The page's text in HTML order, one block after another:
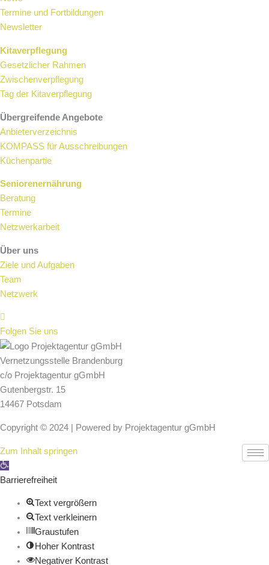
Termine und Fortbildungen
Newsletter
Kitaverpflegung
Gesetzlicher Rahmen
Zwischenverpflegung
Tag der Kitaverpflegung
Übergreifende Angebote
Anbieterverzeichnis
KOMPASS für Ausschreibungen
Küchenpartie
Seniorenernährung
Beratung
Termine
Netzwerkarbeit
Über uns
Ziele und Aufgaben
Team
Netzwerk
Folgen Sie uns
Vernetzungsstelle Brandenburg
c/o Projektagentur gGmbH
Gutenbergstr. 15
14467 Potsdam
Copyright © 2024 | Powered by Projektagentur gGmbH
Zum Inhalt springen
Werkzeugleiste
öffnen
Barrierefreiheit
Text vergrößern
Text verkleinern
Graustufen
Hoher Kontrast
Negativer Kontrast